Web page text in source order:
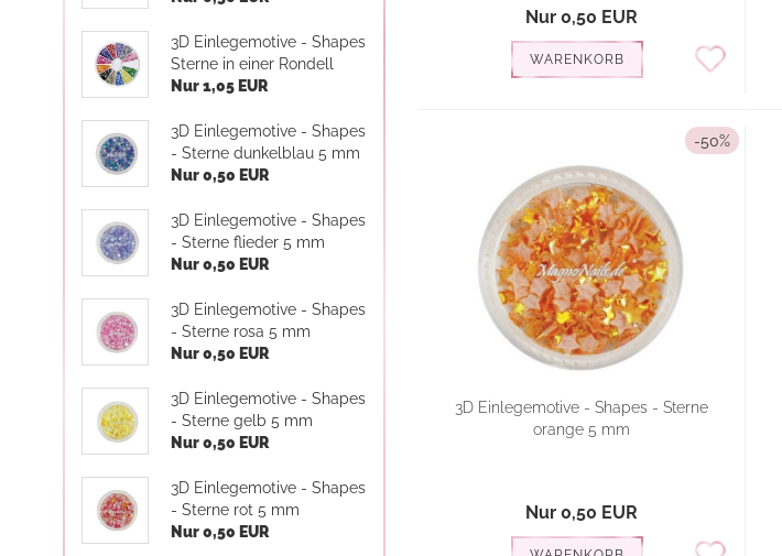
Nur 0,50 EUR
WARENKORB
-50%
3D Einlegemotive - Shapes - Sterne
orange 5 mm
Nur 0,50 EUR
3D Einlegemotive - Shapes
Sterne in einer Rondell
Nur 1,05 EUR
3D Einlegemotive - Shapes
- Sterne dunkelblau 5 mm
Nur 0,50 EUR
3D Einlegemotive - Shapes
- Sterne flieder 5 mm
Nur 0,50 EUR
3D Einlegemotive - Shapes
- Sterne rosa 5 mm
Nur 0,50 EUR
3D Einlegemotive - Shapes
- Sterne gelb 5 mm
Nur 0,50 EUR
3D Einlegemotive - Shapes
- Sterne rot 5 mm
Nur 0,50 EUR